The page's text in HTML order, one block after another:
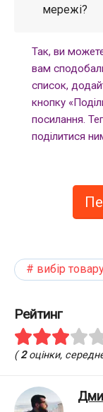
мережі?
Так, ви
вам
список,
кнопку
посилання.
поділитися
вибір
Рейтинг
(2оцінки,